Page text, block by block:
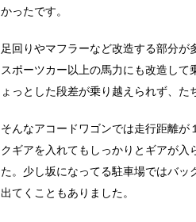
かったです。
足回りやマフラーなど改造する部分
スポーツカー以上の馬力にも改造し
ょっとした段差が乗り越えられず、
そんなアコードワゴンでは走行距離
クギアを入れてもしっかりとギアが
た。少し坂になってる駐車場ではバ
出てくこともありました。